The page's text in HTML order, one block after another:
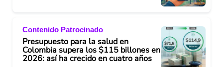
Contenido Patrocinado
Presupuesto para la salud en
Colombia supera los $115 billones en
2026: así ha crecido en cuatro años